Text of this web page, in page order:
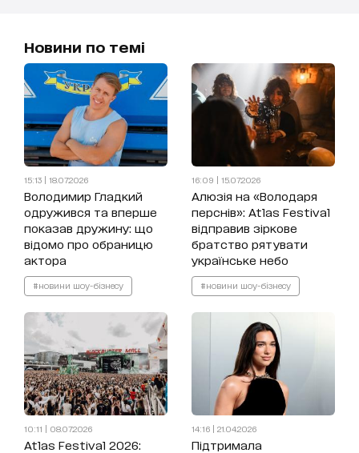
Новини по темі
15:13 | 18.07.2026
Володимир Гладкий
одружився та вперше
показав дружину: що
відомо про обраницю
актора
#новини шоу-бізнесу
16:09 | 15.07.2026
Алюзія на «Володаря
перснів»: Atlas Festival
відправив зіркове
братство рятувати
українське небо
#новини шоу-бізнесу
10:11 | 08.07.2026
Atlas Festival 2026:
14:16 | 21.04.2026
Підтримала